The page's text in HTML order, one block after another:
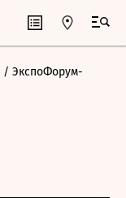
/ ЭкспоФорум-